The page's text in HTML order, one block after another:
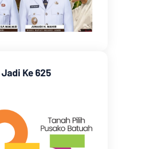
Ke 625